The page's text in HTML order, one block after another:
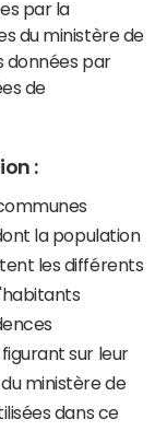
par la
du ministère de
données par
de
:
la population
les différents
sur leur
ministère de
dans ce